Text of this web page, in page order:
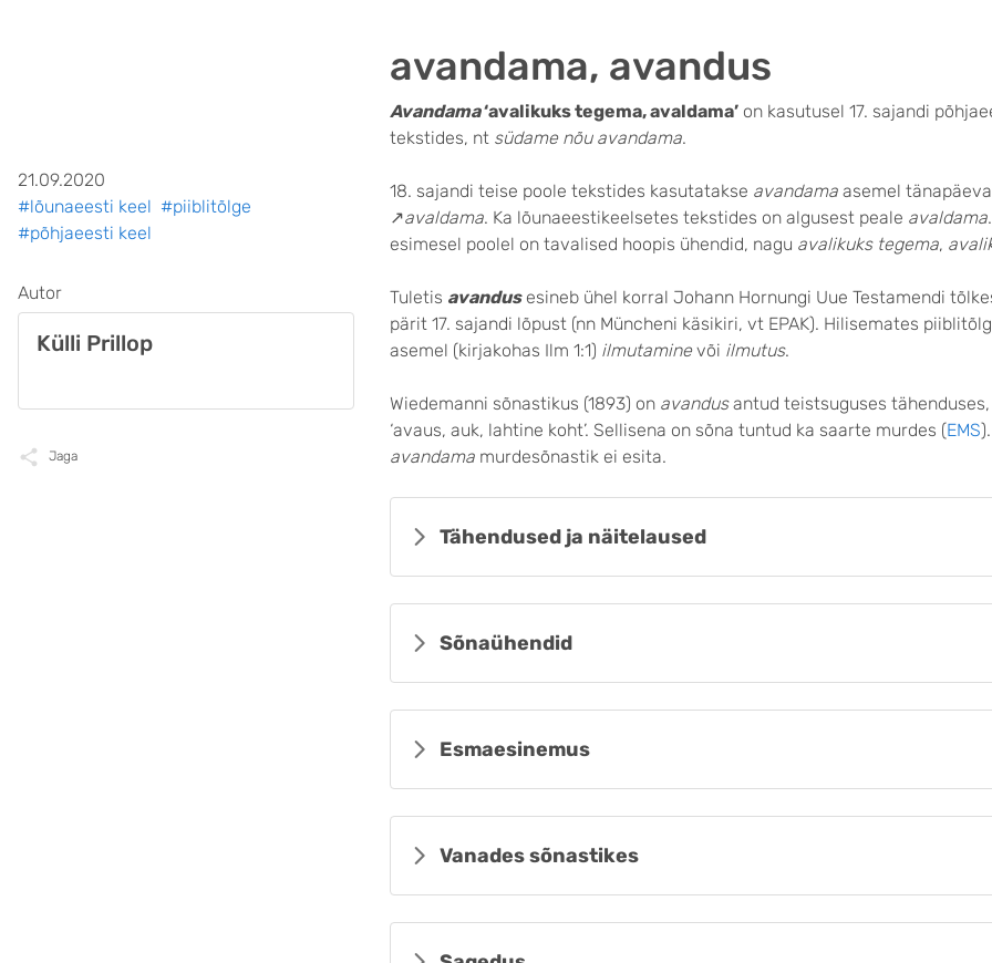
avandama, avandus
Avandama‘avalikuks tegema, avaldama’ on kasutusel 17. sajandi
tekstides, nt südame nõu avandama.
18. sajandi teise poole tekstides kasutatakse avandama asemel
↗avaldama. Ka lõunaeestikeelsetes tekstides on algusest peale avaldama
esimesel poolel on tavalised hoopis ühendid, nagu avalikuks tegema,
Tuletis avandusesineb ühel korral Johann Hornungi Uue Testamendi
pärit 17. sajandi lõpust (nn Müncheni käsikiri, vt EPAK). Hilisemates
asemel (kirjakohas Ilm 1:1) ilmutaminevõi ilmutus.
Wiedemanni sõnastikus (1893) on avandusantud teistsuguses
‘avaus, auk, lahtine koht’. Sellisena on sõna tuntud ka saarte murdes (EMS
avandama murdesõnastik ei esita.
Tähendused ja näitelaused
Sõnaühendid
Esmaesinemus
Vanades sõnastikes
21.09.2020
#lõunaeesti keel #piiblitõlge
#põhjaeesti keel
Autor
Külli Prillop
Jaga